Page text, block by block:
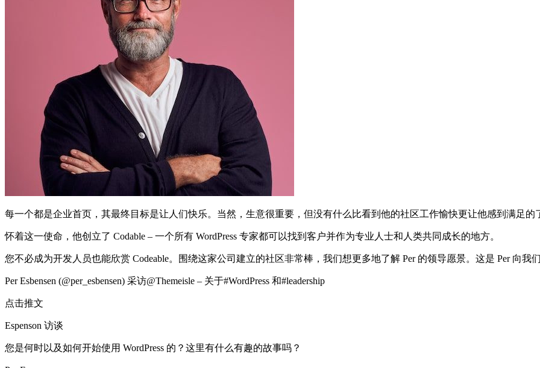
每一个都是企业首页，其最终目标是让人们快乐。当然，生意很重要，但没有什么比看到他的社区工作愉快更让他感到满足的
怀着这一使命，他创立了 Codable – 一个所有 WordPress 专家都可以找到客户并作为专业人士和人类共同成长的地方。
您不必成为开发人员也能欣赏 Codeable。围绕这家公司建立的社区非常棒，我们想更多地了解 Per 的领导愿景。这是 Per 向我
Per Esbensen (@per_esbensen) 采访@Themeisle – 关于#WordPress 和#leadership
点击推文
Espenson 访谈
您是何时以及如何开始使用 WordPress 的？这里有什么有趣的故事吗？